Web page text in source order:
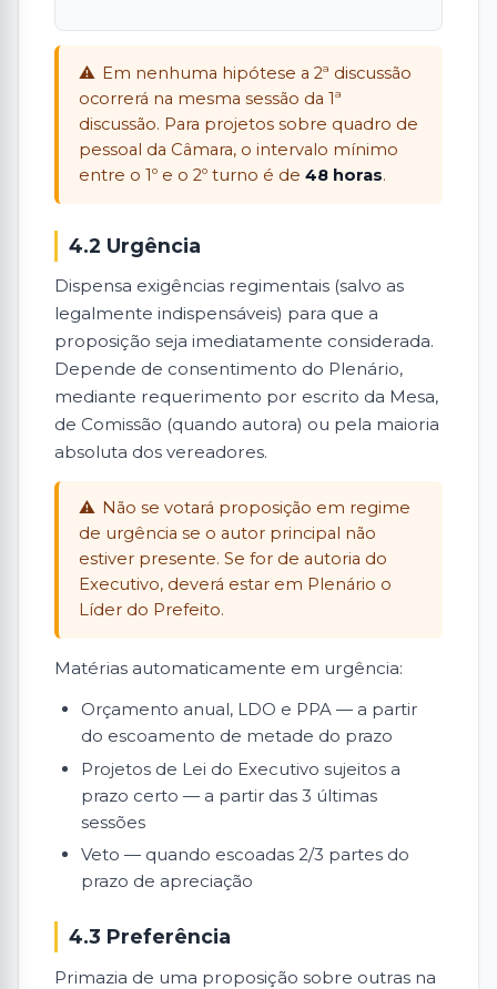
Em nenhuma hipótese a 2ª discussão
ocorrerá na mesma sessão da 1ª
discussão. Para projetos sobre quadro de
pessoal da Câmara, o intervalo mínimo
entre o 1º e o 2º turno é de 48 horas.
4.2 Urgência
Dispensa exigências regimentais (salvo as
legalmente indispensáveis) para que a
proposição seja imediatamente considerada.
Depende de consentimento do Plenário,
mediante requerimento por escrito da Mesa,
de Comissão (quando autora) ou pela maioria
absoluta dos vereadores.
Não se votará proposição em regime
de urgência se o autor principal não
estiver presente. Se for de autoria do
Executivo, deverá estar em Plenário o
Líder do Prefeito.
Matérias automaticamente em urgência:
Orçamento anual, LDO e PPA — a partir
do escoamento de metade do prazo
Projetos de Lei do Executivo sujeitos a
prazo certo — a partir das 3 últimas
sessões
Veto — quando escoadas 2/3 partes do
prazo de apreciação
4.3 Preferência
Primazia de uma proposição sobre outras na